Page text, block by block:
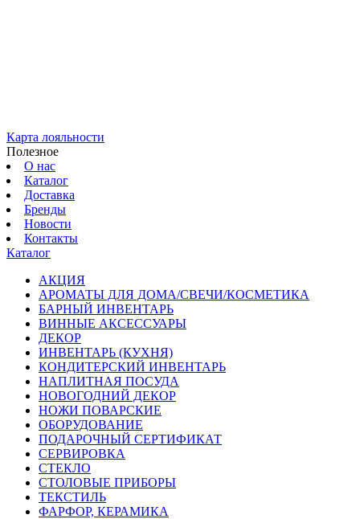
Карта лояльности
Полезное
О нас
Каталог
Доставка
Бренды
Новости
Контакты
Каталог
АКЦИЯ
АРОМАТЫ ДЛЯ ДОМА/СВЕЧИ/КОСМЕТИКА
БАРНЫЙ ИНВЕНТАРЬ
ВИННЫЕ АКСЕССУАРЫ
ДЕКОР
ИНВЕНТАРЬ (КУХНЯ)
КОНДИТЕРСКИЙ ИНВЕНТАРЬ
НАПЛИТНАЯ ПОСУДА
НОВОГОДНИЙ ДЕКОР
НОЖИ ПОВАРСКИЕ
ОБОРУДОВАНИЕ
ПОДАРОЧНЫЙ СЕРТИФИКАТ
СЕРВИРОВКА
СТЕКЛО
СТОЛОВЫЕ ПРИБОРЫ
ТЕКСТИЛЬ
ФАРФОР, КЕРАМИКА